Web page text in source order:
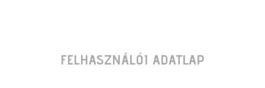
FELHASZNÁLÓI ADATLAP